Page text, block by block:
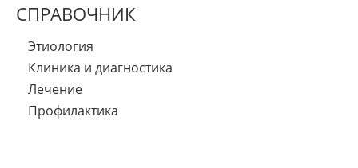
СПРАВОЧНИК
Этиология
Клиника и диагностика
Лечение
Профилактика